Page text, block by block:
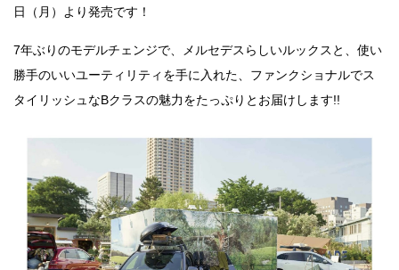
日（月）より発売です！
7年ぶりのモデルチェンジで、メルセデスらしいルックスと、使い
勝手のいいユーティリティを手に入れた、ファンクショナルでス
タイリッシュなBクラスの魅力をたっぷりとお届けします!!